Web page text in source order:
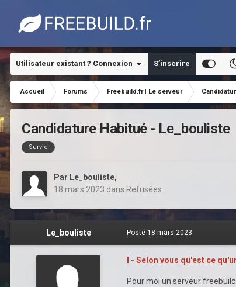
Utilisateur existant ? Connexion S’inscrire
Accueil Forums Freebuild.fr | Le serveur
Candidature Habitué - Le_bouliste
Survie
Par Le_bouliste,
18 mars 2023 dans Refusées
Le_bouliste Posté 18 mars 2023
I - Selon vous qu'est ce
Pour moi un serveur